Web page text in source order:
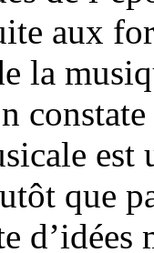
aux
la
est
que
d’idées